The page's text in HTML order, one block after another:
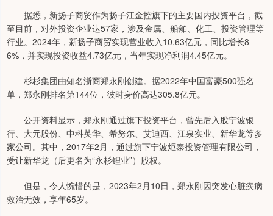
据悉，新扬子商贸作为扬子江金控旗下的主要国内投资平台，截
至目前，对外投资企业达57家，涉及金属、船舶、化工、投资管理等
行业。2024年，新扬子商贸实现营业收入10.63亿元，同比增长8
6%，并实现投资收益4.73亿元，当年实现净利润4.45亿元。
杉杉集团由知名浙商郑永刚创建。据2022年中国富豪500强名
单，郑永刚排名第144位，彼时身价高达305.8亿元。
公开资料显示，郑永刚通过旗下投资平台，曾先后入股宁波银
行、大元股份、中科英华、希努尔、艾迪西、江泉实业、新华龙等多
家公司。其中，2017年2月，通过旗下宁波炬泰投资管理有限公司，
受让新华龙（后更名为“永杉锂业”）股权。
但是，令人惋惜的是，2023年2月10日，郑永刚因突发心脏疾病
救治无效，享年65岁。